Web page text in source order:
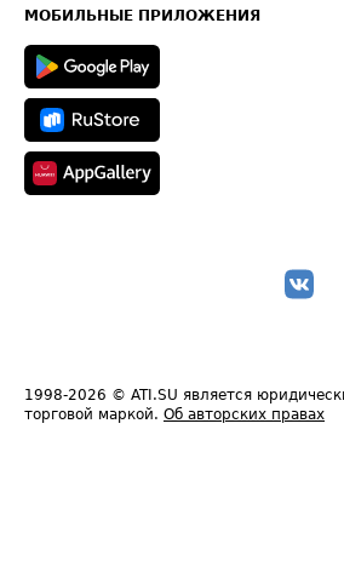
Техническая информация
МОБИЛЬНЫЕ ПРИЛОЖЕНИЯ
1998-2026 © ATI.SU является
торговой маркой. Об авторских правах